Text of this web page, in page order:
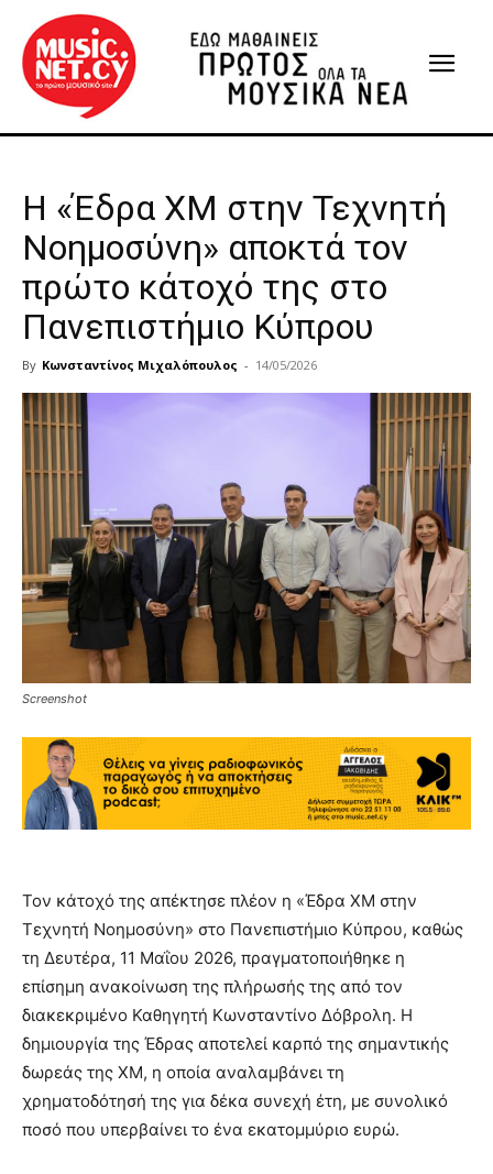
Η «Έδρα ΧΜ στην Τεχνητή
Νοημοσύνη» αποκτά τον
πρώτο κάτοχό της στο
Πανεπιστήμιο Κύπρου
By Κωνσταντίνος Μιχαλόπουλος - 14/05/2026
Screenshot
Τον κάτοχό της απέκτησε πλέον η «Έδρα ΧΜ στην
Τεχνητή Νοημοσύνη» στο Πανεπιστήμιο Κύπρου, καθώς
τη Δευτέρα, 11 Μαΐου 2026, πραγματοποιήθηκε η
επίσημη ανακοίνωση της πλήρωσής της από τον
διακεκριμένο Καθηγητή Κωνσταντίνο Δόβρολη. Η
δημιουργία της Έδρας αποτελεί καρπό της σημαντικής
δωρεάς της XΜ, η οποία αναλαμβάνει τη
χρηματοδότησή της για δέκα συνεχή έτη, με συνολικό
ποσό που υπερβαίνει το ένα εκατομμύριο ευρώ.